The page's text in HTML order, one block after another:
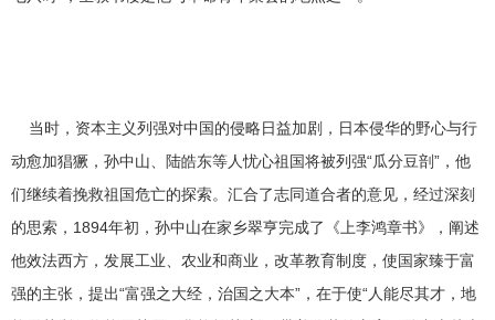
当时，资本主义列强对中国的侵略日益加剧，日本侵华的野心与行
动愈加猖獗，孙中山、陆皓东等人忧心祖国将被列强“瓜分豆剖”，他
们继续着挽救祖国危亡的探索。汇合了志同道合者的意见，经过深刻
的思索，1894年初，孙中山在家乡翠亨完成了《上李鸿章书》，阐述
他效法西方，发展工业、农业和商业，改革教育制度，使国家臻于富
强的主张，提出“富强之大经，治国之大本”，在于使“人能尽其才，地